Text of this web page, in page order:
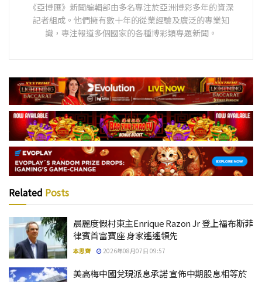
《亞博匯》新聞編輯部由多名專注於亞洲博彩多年的資深
記者組成。他們擁有數十年的從業經驗及廣泛的專業知
識，專注報道多個國家的各種博彩類專題新聞。
Related Posts
晨麗度假村東主Enrique Razon Jr 登上福布斯菲
律賓首富寶座 身家遙遙領先
本思齊 2026年08月07日 09:57
美高梅中國兌現派息承諾 宣佈中期股息相等於